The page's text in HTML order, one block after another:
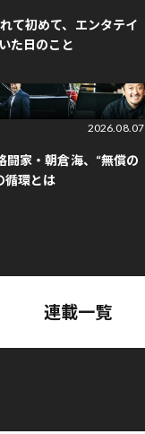
て初めて、エンタテイ
た日のこと
2026.08.07
闘家・朝倉海、“無償の
循環とは
連載一覧